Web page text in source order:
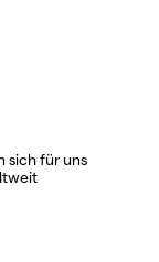
sich für uns